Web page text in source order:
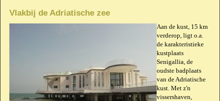
Vlakbij de Adriatische zee
Aan de kust, 15 km
verderop, ligt o.a.
de karakteristieke
kustplaats
Senigallia, de
oudste badplaats
van de Adriatische
kust. Met z'n
vissershaven,